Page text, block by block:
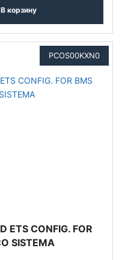
В корзину
PCOS00KXN0
ETS CONFIG. FOR
SISTEMA